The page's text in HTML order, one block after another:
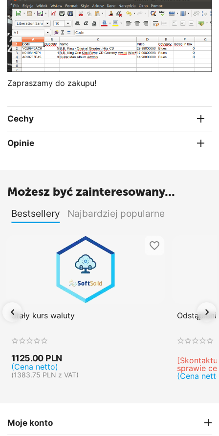
Zapraszamy do zakupu!
Cechy
Opinie
Możesz być zainteresowany...
Bestsellery Najbardziej popularne
Stały kurs waluty
1125.00 PLN
(Cena netto)
(1383.75 PLN z VAT)
sprawie
(Cena
Moje konto